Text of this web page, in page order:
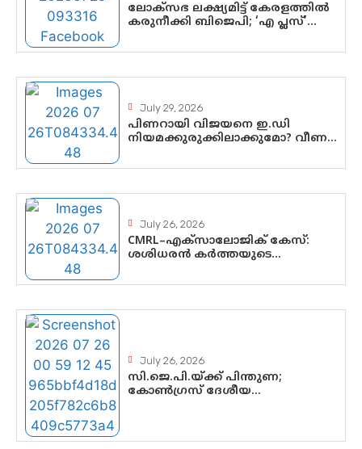
ലോക്സഭ ലക്ഷ്യമിട്ട് കേരളത്തിൽ
കരുനീക്കി ബിജെപി; ‘എ പ്ലസ്’
കേന്ദ്രനേതൃത്വം,
ചന്ദ്രശേഖർ, ആറ്റിങ്ങലിൽ കെ.
സുരേന്ദ്രൻ..
July 29, 2026
പിണറായി വിജയനെ ഇ.ഡി
നിയമക്കുരുക്കിലാക്കുമോ? വീണ
കർത്തയുടെ മൊഴി നിർണായക
July 26, 2026
CMRL–എക്‌സാലോജിക് കേസ്:
ശശിധരൻ കർത്തയുടെ
പിണറായി വിജയനെ ചോദ്യം
വീണയ്‌ക്കെതിരെ കൂടുതൽ
July 26, 2026
സി.ജെ.പി.യ്ക്ക് പിന്തുണ;
കോൺഗ്രസ് ദേശീയ